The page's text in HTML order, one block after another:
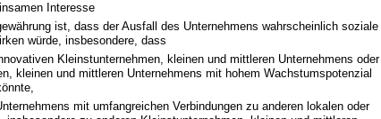
Interesse
ist, dass der Ausfall des Unternehmens wahrscheinlich soziale
würde, insbesondere, dass
Kleinstunternehmen, kleinen und mittleren Unternehmens oder
kleinen und mittleren Unternehmens mit hohem Wachstumspotenzial
mit umfangreichen Verbindungen zu anderen lokalen oder